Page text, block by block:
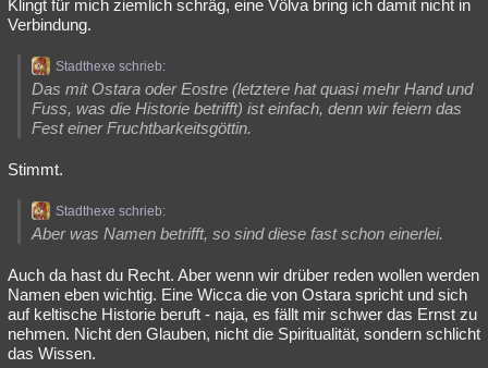
Klingt für mich ziemlich schräg, eine Völva bring ich damit nicht in
Verbindung.
Stadthexe schrieb:
Das mit Ostara oder Eostre (letztere hat quasi mehr Hand und
Fuss, was die Historie betrifft) ist einfach, denn wir feiern das
Fest einer Fruchtbarkeitsgöttin.
Stimmt.
Stadthexe schrieb:
Aber was Namen betrifft, so sind diese fast schon einerlei.
Auch da hast du Recht. Aber wenn wir drüber reden wollen werden
Namen eben wichtig. Eine Wicca die von Ostara spricht und sich
auf keltische Historie beruft - naja, es fällt mir schwer das Ernst zu
nehmen. Nicht den Glauben, nicht die Spiritualität, sondern schlicht
das Wissen.